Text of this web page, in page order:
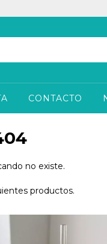
CONTACTO
no existe.
productos.